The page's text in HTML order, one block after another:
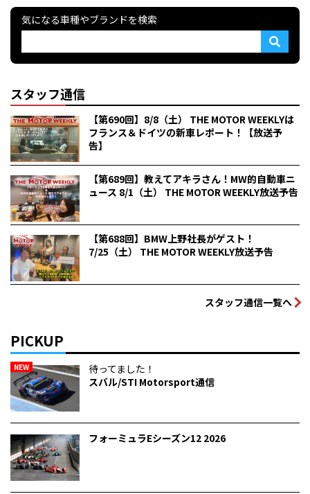
気になる車種やブランドを検索
スタッフ通信
【第690回】8/8（土） THE MOTOR WEEKLYは
フランス＆ドイツの新車レポート！【放送予
告】
【第689回】教えてアキラさん！MW的自動車ニ
ュース 8/1（土） THE MOTOR WEEKLY放送予告
【第688回】BMW上野社長がゲスト！
7/25（土） THE MOTOR WEEKLY放送予告
スタッフ通信一覧へ
PICKUP
NEW
待ってました！
スバル/STI Motorsport通信
フォーミュラEシーズン12 2026